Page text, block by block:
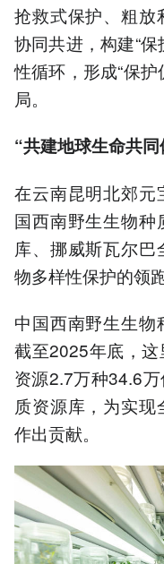
抢救式保护、粗放
协同共进，构建“
性循环，形成“保
局。
“共建地球生命共同
在云南昆明北郊元
国西南野生生物
库、挪威斯瓦尔
物多样性保护的领跑
中国西南野生生物
截至2025年底，
资源2.7万种34.6
质资源库，为实
作出贡献。